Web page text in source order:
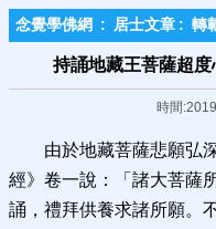
念覺學佛網 : 居士文章 : 轉
持誦地藏王菩薩超度
時間
由於地藏菩薩悲願弘
經》卷一說：「諸大菩薩
誦，禮拜供養求諸所願。